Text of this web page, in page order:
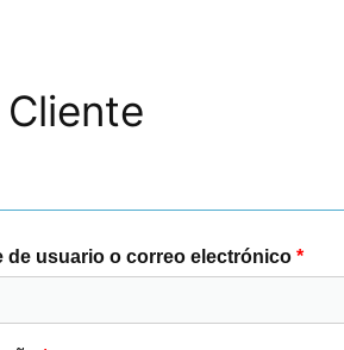
de usuario o correo electrónico *